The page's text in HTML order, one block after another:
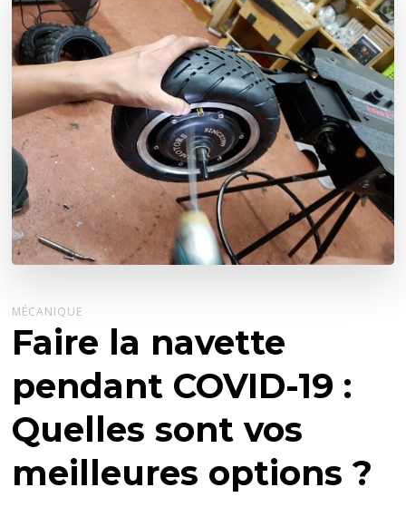
MÉCANIQUE
Faire la navette
pendant COVID-19 :
Quelles sont vos
meilleures options ?